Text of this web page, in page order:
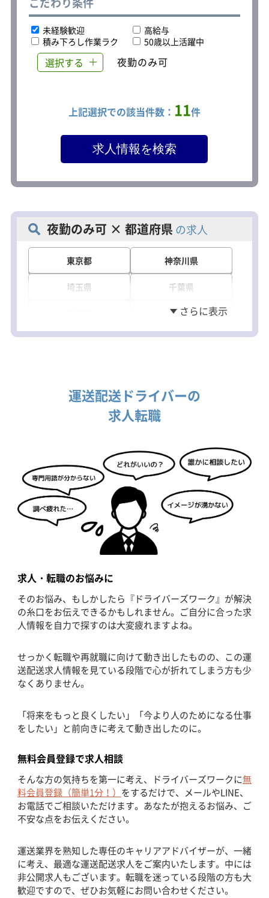
当社のサービスでは、清掃時に回収し
た「廃油」や「汚泥」（産業廃棄物）
の処理まで、一貫して対応していま
す。
未経験歓迎
高給与
積み下ろし作業ラク
50歳以上活躍中
選択する
上記選択での該当件数： 11件
夜勤のみ可 × 都道府県 の求人
東京都 神奈川県
埼玉県 千葉県
兵庫県
運送配送ドライバーの
求人転職
求人・転職のお悩みに
そのお悩み、もしかしたら『ドライバーズワーク』が解決
の糸口をお伝えできるかもしれません。ご自分に合った求
人情報を自力で探すのは大変疲れますよね。
せっかく転職や再就職に向けて動き出したものの、この運
送配送求人情報を見ている段階で心が折れてしまう方も少
なくありません。
「将来をもっと良くしたい」「今より人のためになる仕事
をしたい」と前向きに考えて動き出したのに。
無料会員登録で求人相談
そんな方の気持ちを第一に考え、ドライバーズワークに無
料会員登録（簡単1分！） をするだけで、メールやLINE、
お電話でご相談いただけます。あなたが抱えるお悩み、ご
不安な点をお伝えください。
運送業界を熟知した専任のキャリアアドバイザーが、一緒
に考え、最適な運送配送求人をご案内いたします。中には
非公開求人もございます。転職を迷っている段階の方も大
歓迎ですので、ぜひお気軽にお問い合わせください。